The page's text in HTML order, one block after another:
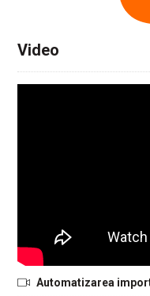
Video
Automatizarea